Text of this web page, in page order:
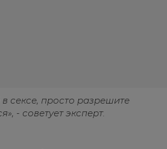
в сексе, просто разрешите
- советует эксперт.